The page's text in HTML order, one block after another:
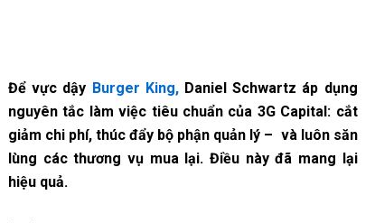
Để vực dậy Burger King,Daniel Schwartz áp dụng
nguyên tắc làm việc tiêu chuẩn của 3G Capital: cắt
giảm chi phí, thúc đẩy bộ phận quản lý – và luôn săn
lùng các thương vụ mua lại. Điều này đã mang lại
hiệu quả.